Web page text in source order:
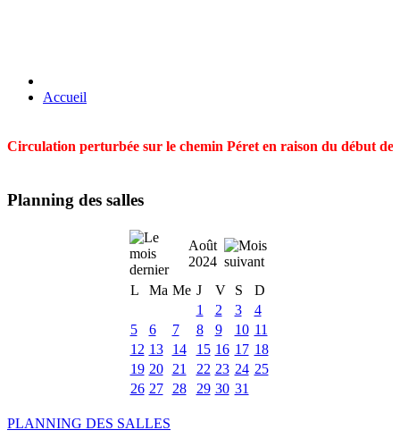
Accueil
Circulation perturbée sur le chemin Péret en raison du début
Planning des salles
Août
2024
L
Ma Me J V S
D
1
2 3
4
5
6 7 8 9 10 11
12 13 14 15 16 17 18
19 20 21 22 23 24 25
26 27 28 29 30 31
PLANNING DES SALLES